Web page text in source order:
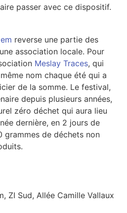
passer avec ce dispositif.
reverse une partie des
association locale. Pour
Meslay Traces, qui
nom chaque été qui a
de la somme. Le festival,
depuis plusieurs années,
zéro déchet qui aura lieu
dernière, en 2 jours de
grammes de déchets non
ZI Sud, Allée Camille Vallaux